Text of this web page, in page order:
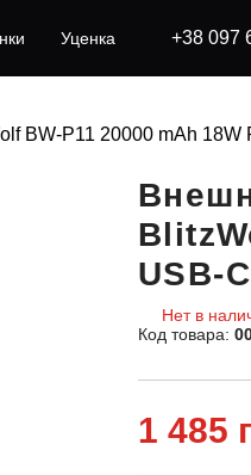
Уценка +38 097
BW-P11 20000 mAh 18W
USB-
Нет в
Код товара:
1 485